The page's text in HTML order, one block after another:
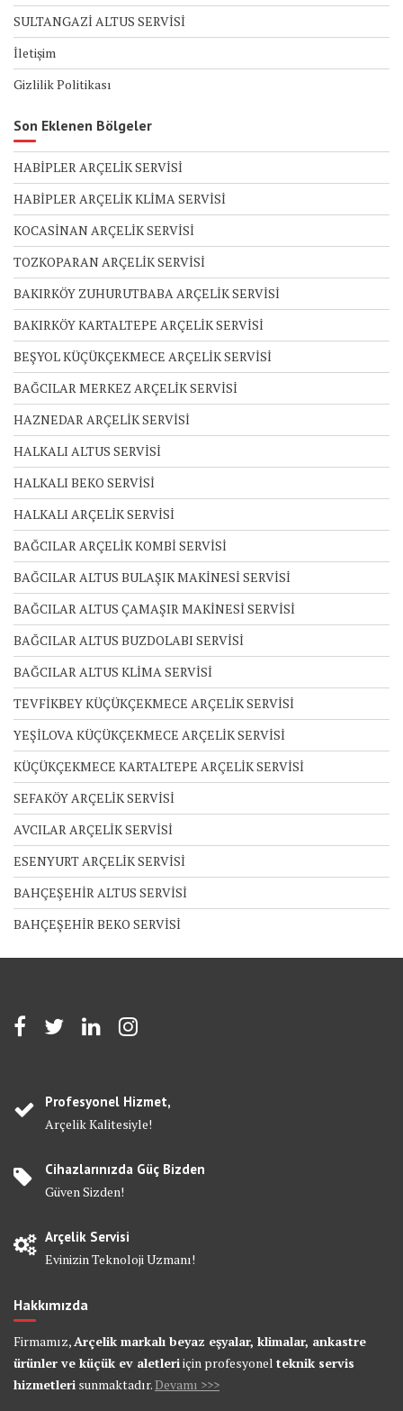
SULTANGAZİ ALTUS SERVİSİ
İletişim
Gizlilik Politikası
Son Eklenen Bölgeler
HABİPLER ARÇELİK SERVİSİ
HABİPLER ARÇELİK KLİMA SERVİSİ
KOCASİNAN ARÇELİK SERVİSİ
TOZKOPARAN ARÇELİK SERVİSİ
BAKIRKÖY ZUHURUTBABA ARÇELİK SERVİSİ
BAKIRKÖY KARTALTEPE ARÇELİK SERVİSİ
BEŞYOL KÜÇÜKÇEKMECE ARÇELİK SERVİSİ
BAĞCILAR MERKEZ ARÇELİK SERVİSİ
HAZNEDAR ARÇELİK SERVİSİ
HALKALI ALTUS SERVİSİ
HALKALI BEKO SERVİSİ
HALKALI ARÇELİK SERVİSİ
BAĞCILAR ARÇELİK KOMBİ SERVİSİ
BAĞCILAR ALTUS BULAŞIK MAKİNESİ SERVİSİ
BAĞCILAR ALTUS ÇAMAŞIR MAKİNESİ SERVİSİ
BAĞCILAR ALTUS BUZDOLABI SERVİSİ
BAĞCILAR ALTUS KLİMA SERVİSİ
TEVFİKBEY KÜÇÜKÇEKMECE ARÇELİK SERVİSİ
YEŞİLOVA KÜÇÜKÇEKMECE ARÇELİK SERVİSİ
KÜÇÜKÇEKMECE KARTALTEPE ARÇELİK SERVİSİ
SEFAKÖY ARÇELİK SERVİSİ
AVCILAR ARÇELİK SERVİSİ
ESENYURT ARÇELİK SERVİSİ
BAHÇEŞEHİR ALTUS SERVİSİ
BAHÇEŞEHİR BEKO SERVİSİ
Profesyonel Hizmet,
Arçelik Kalitesiyle!
Cihazlarınızda Güç Bizden
Güven Sizden!
Arçelik Servisi
Evinizin Teknoloji Uzmanı!
Hakkımızda
Firmamız,Arçelik markalı beyaz eşyalar, klimalar, ankastre
ürünler ve küçük ev aletleriiçin profesyonel teknik servis
hizmetleri sunmaktadır.Devamı >>>